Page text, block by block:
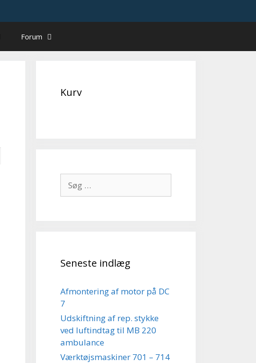
Forum
Kurv
efter:
Seneste indlæg
Afmontering af motor på DC
7
Udskiftning af rep. stykke
ved luftindtag til MB 220
ambulance
Værktøjsmaskiner 701 – 714